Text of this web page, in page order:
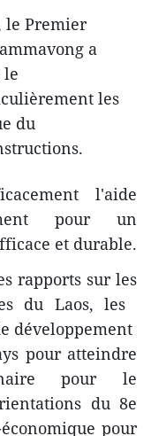
le Premier
a
le
les
du
l'aide
pour ​un
et durable.
rapports sur les
du Laos, les
développement
pour atteindre
pour le
du 8e
pour